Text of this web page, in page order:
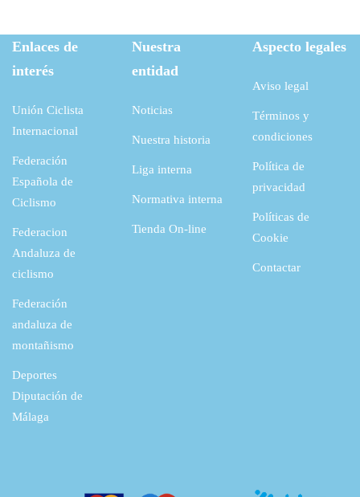
Enlaces de
interés
Unión Ciclista
Internacional
Federación
Española de
Ciclismo
Federacion
Andaluza de
ciclismo
Federación
andaluza de
montañismo
Deportes
Diputación de
Málaga
Nuestra
entidad
Noticias
Nuestra historia
Liga interna
Normativa interna
Tienda On-line
Aspecto legales
Aviso legal
Términos y
condiciones
Política de
privacidad
Políticas de
Cookie
Contactar